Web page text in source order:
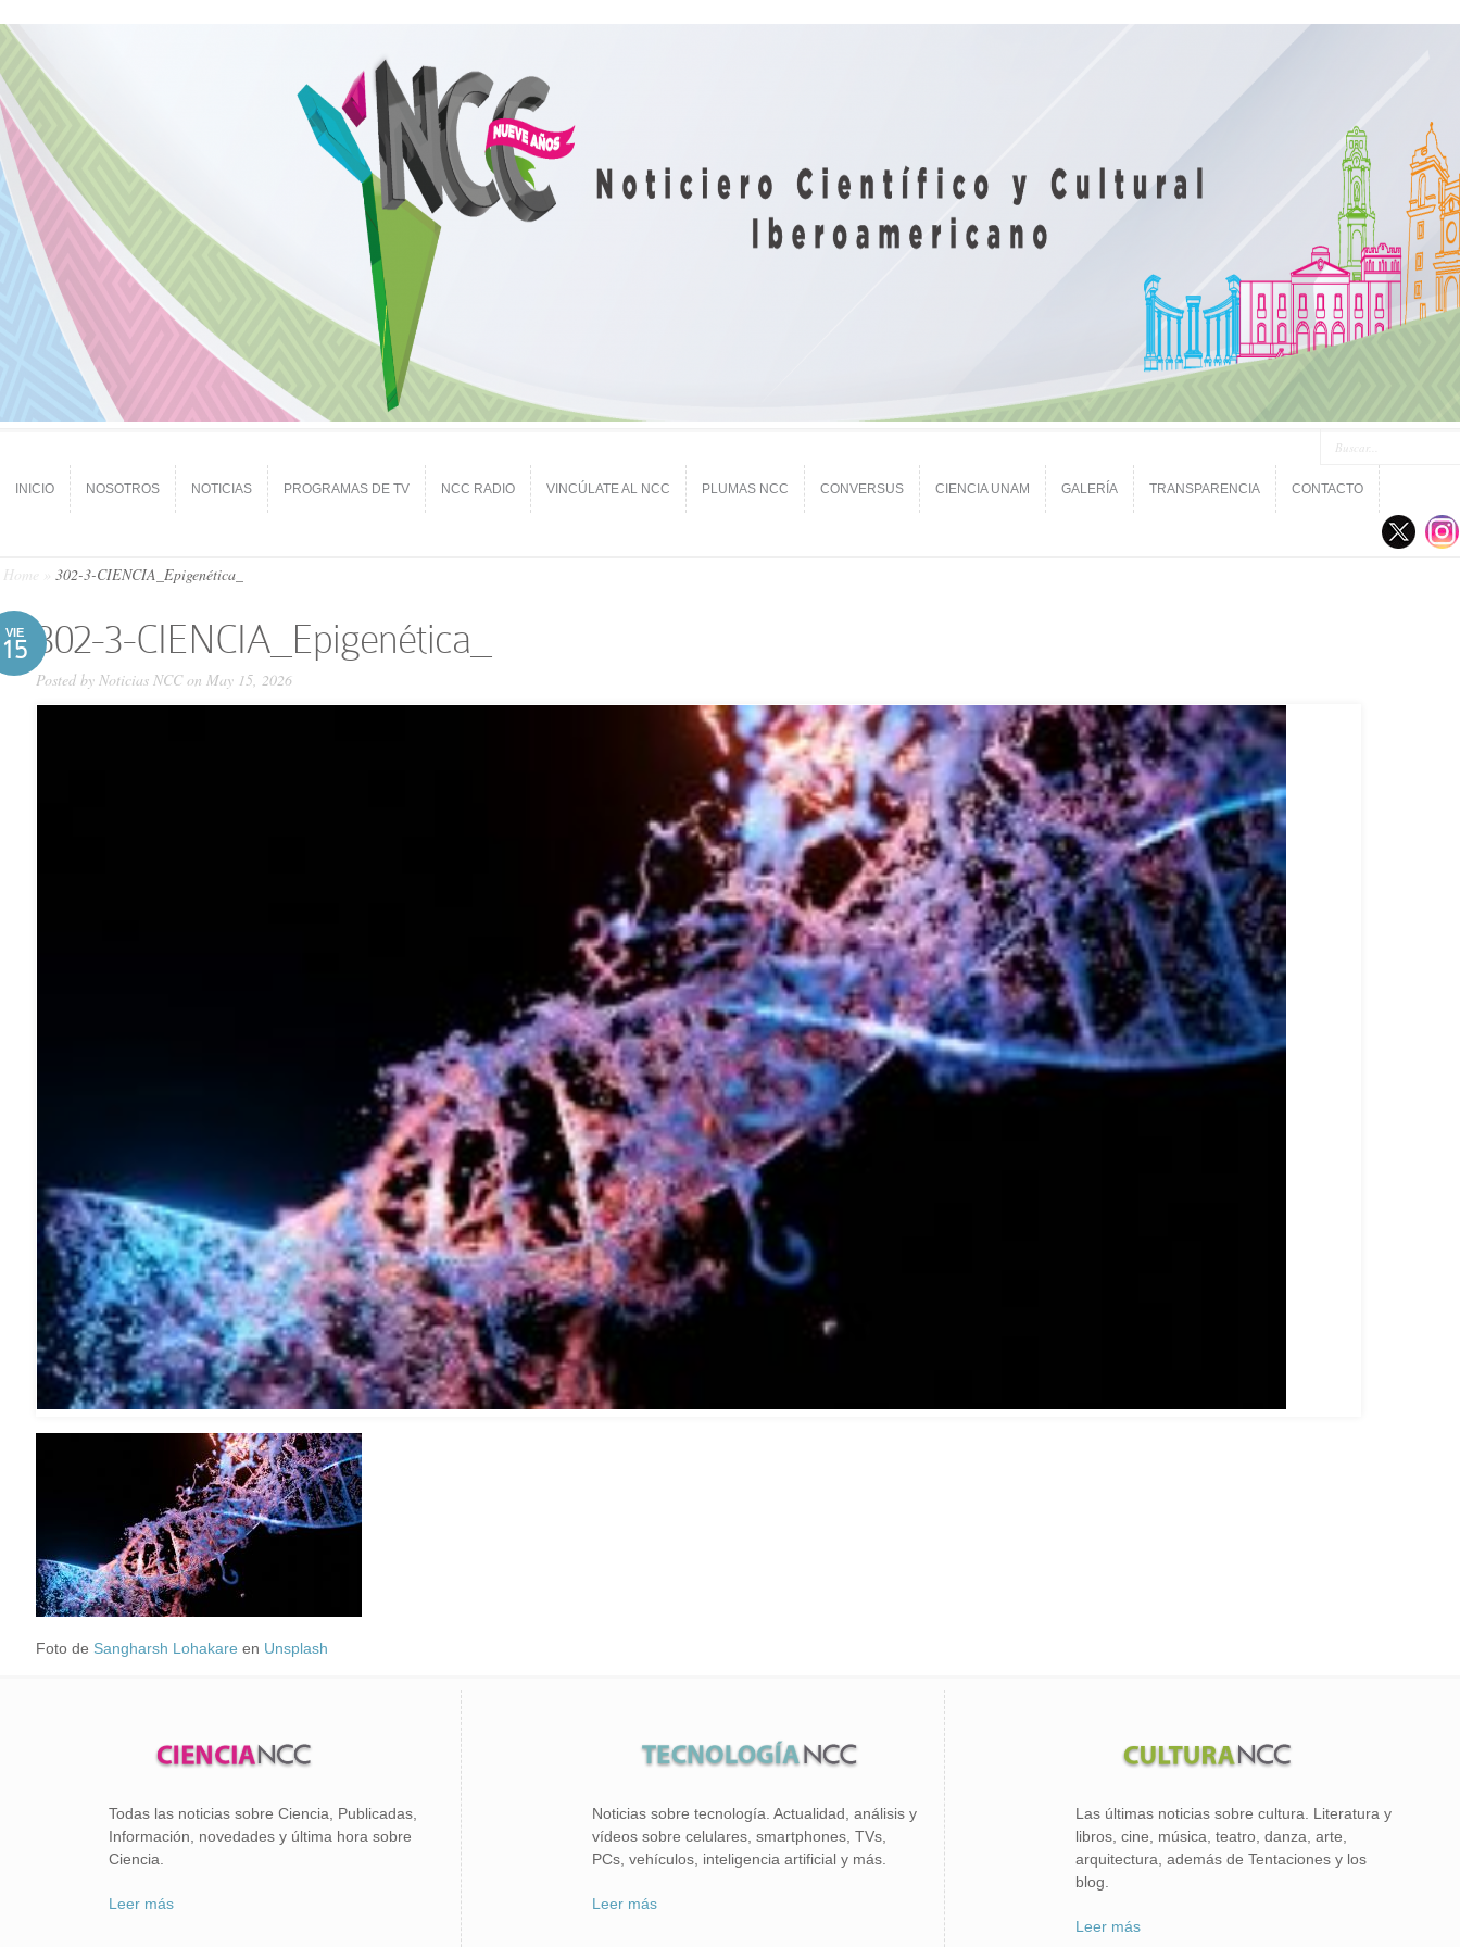
INICIO NOSOTROS NOTICIAS PROGRAMAS DE TV NCC RADIO VINCÚLATE AL NCC PLUMAS NCC CONVERSUS CIENCIA UNAM GALERÍA TRANSPARENCIA CONTACTO
Home 302-3-CIENCIA_Epigenética_
VIE
15 302-3-CIENCIA_Epigenética_
Posted by Noticias NCCon May 15, 2026
Foto de Sangharsh Lohakare en Unsplash
Todas las noticias sobre Ciencia, Publicadas,
Información, novedades y última hora sobre
Ciencia.
Leer más
Noticias sobre tecnología. Actualidad, análisis y
vídeos sobre celulares, smartphones, TVs,
PCs, vehículos, inteligencia artificial y más.
Leer más
Las últimas noticias sobre cultura. Literatura y
libros, cine, música, teatro, danza, arte,
arquitectura, además de Tentaciones y los
blog.
Leer más